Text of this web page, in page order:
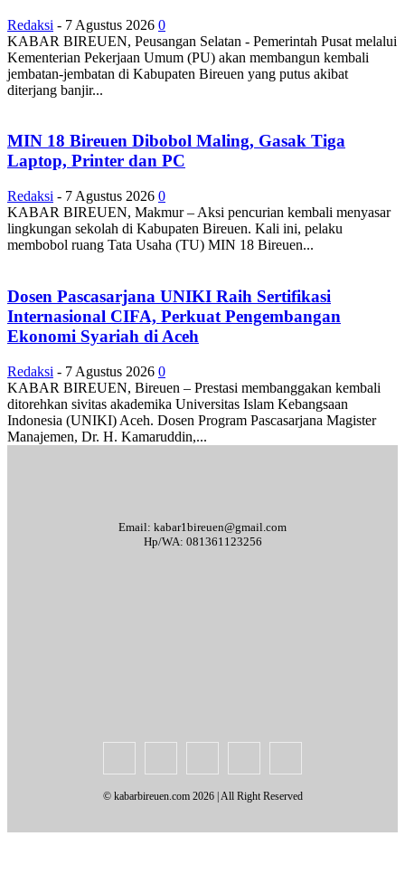
Redaksi - 7 Agustus 2026 0
KABAR BIREUEN, Peusangan Selatan - Pemerintah Pusat melalui
Kementerian Pekerjaan Umum (PU) akan membangun kembali
jembatan-jembatan di Kabupaten Bireuen yang putus akibat
diterjang banjir...
MIN 18 Bireuen Dibobol Maling, Gasak Tiga
Laptop, Printer dan PC
Redaksi - 7 Agustus 2026 0
KABAR BIREUEN, Makmur – Aksi pencurian kembali menyasar
lingkungan sekolah di Kabupaten Bireuen. Kali ini, pelaku
membobol ruang Tata Usaha (TU) MIN 18 Bireuen...
Dosen Pascasarjana UNIKI Raih Sertifikasi
Internasional CIFA, Perkuat Pengembangan
Ekonomi Syariah di Aceh
Redaksi - 7 Agustus 2026 0
KABAR BIREUEN, Bireuen – Prestasi membanggakan kembali
ditorehkan sivitas akademika Universitas Islam Kebangsaan
Indonesia (UNIKI) Aceh. Dosen Program Pascasarjana Magister
Manajemen, Dr. H. Kamaruddin,...
Email: kabar1bireuen@gmail.com
Hp/WA: 081361123256
© kabarbireuen.com 2026 | All Right Reserved